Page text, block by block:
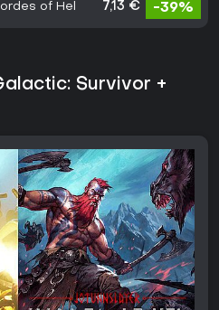
of Hel 7,13 € -39%
Survivor +